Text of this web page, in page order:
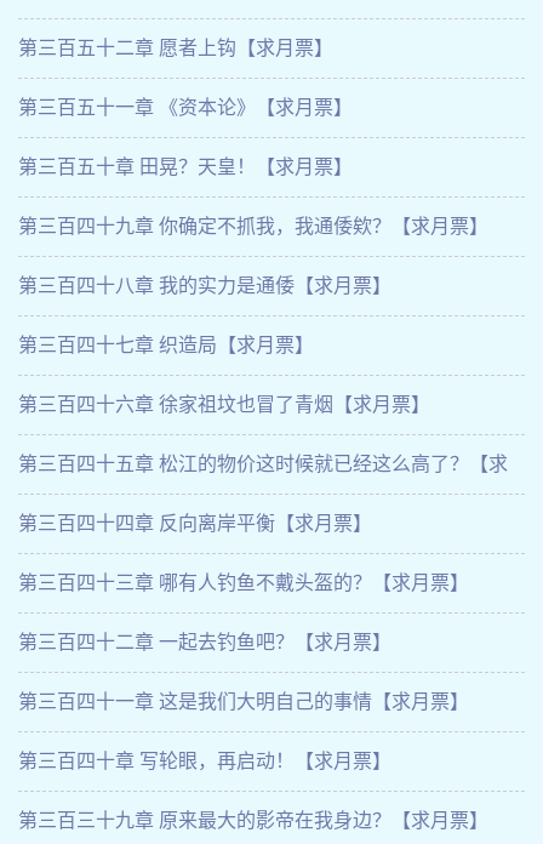
第三百五十二章 愿者上钩【求月票】
第三百五十一章 《资本论》【求月票】
第三百五十章 田晃？天皇！【求月票】
第三百四十九章 你确定不抓我，我通倭欸？【求月票】
第三百四十八章 我的实力是通倭【求月票】
第三百四十七章 织造局【求月票】
第三百四十六章 徐家祖坟也冒了青烟【求月票】
第三百四十五章 松江的物价这时候就已经这么高了？【求
月票】
第三百四十四章 反向离岸平衡【求月票】
第三百四十三章 哪有人钓鱼不戴头盔的？【求月票】
第三百四十二章 一起去钓鱼吧？【求月票】
第三百四十一章 这是我们大明自己的事情【求月票】
第三百四十章 写轮眼，再启动！【求月票】
第三百三十九章 原来最大的影帝在我身边？【求月票】